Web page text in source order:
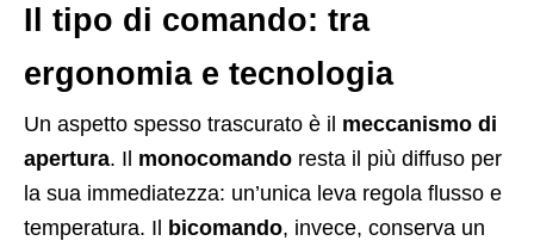
Il tipo di comando: tra
ergonomia e tecnologia
Un aspetto spesso trascurato è il meccanismo di
apertura. Il monocomando resta il più diffuso per
la sua immediatezza: un’unica leva regola flusso e
temperatura. Il bicomando, invece, conserva un